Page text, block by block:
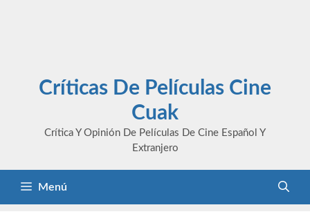
Críticas De Películas Cine
Cuak
Crítica Y Opinión De Películas De Cine Español Y
Extranjero
Menú